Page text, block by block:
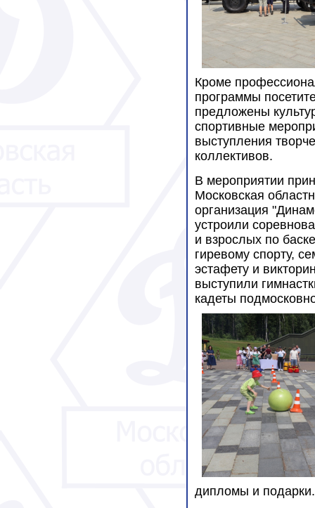
Кроме
программы
предложены
спортивные
выступления
коллективов.
В мероприятии
Московская
организация
устроили
и взрослых по
гиревому спорту,
эстафету и
выступили
кадеты
дипломы и подарки.